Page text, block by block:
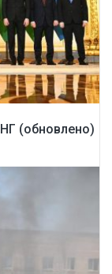
(обновлено)